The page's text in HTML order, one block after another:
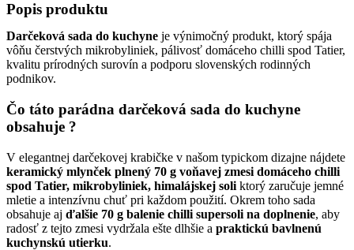
Popis produktu
Darčeková sada do kuchyne je výnimočný produkt, ktorý spája
vôňu čerstvých mikrobyliniek, pálivosť domáceho chilli spod Tatier,
kvalitu prírodných surovín a podporu slovenských rodinných
podnikov.
Čo táto parádna darčeková sada do kuchyne
obsahuje ?
V elegantnej darčekovej krabičke v našom typickom dizajne nájdete
keramický mlynček plnený 70 g voňavej zmesi domáceho chilli
spod Tatier, mikrobyliniek, himalájskej soli ktorý zaručuje jemné
mletie a intenzívnu chuť pri každom použití. Okrem toho sada
obsahuje aj ďalšie 70 g balenie chilli supersoli na doplnenie, aby
radosť z tejto zmesi vydržala ešte dlhšie a praktickú bavlnenú
kuchynskú utierku.